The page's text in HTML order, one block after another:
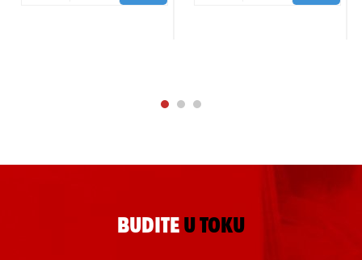
BUDITE U TOKU